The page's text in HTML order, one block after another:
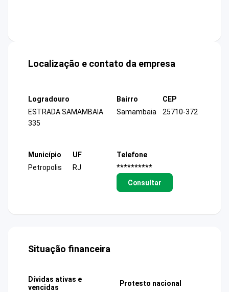
Localização e contato da empresa
Logradouro
ESTRADA SAMAMBAIA
335
Bairro
Samambaia
CEP
25710-372
Município
Petropolis
UF
RJ
Telefone
**********
Consultar
Situação financeira
Dívidas ativas e
vencidas
Protesto nacional